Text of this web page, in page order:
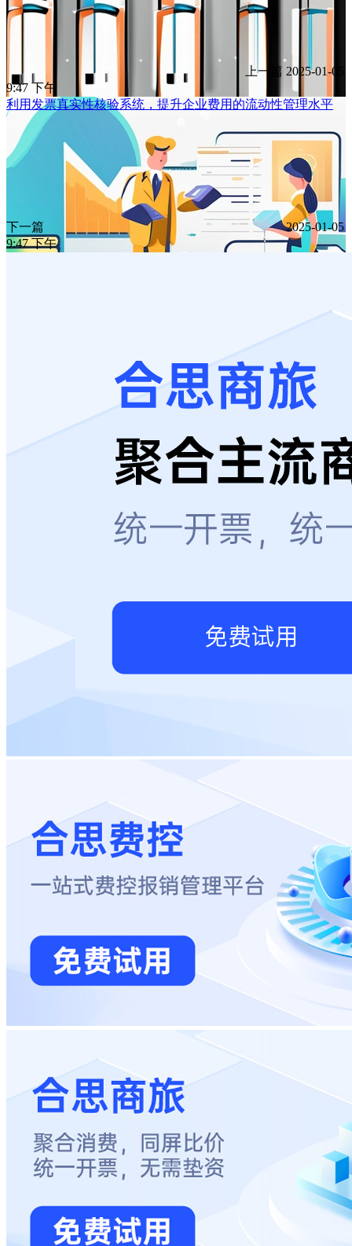
上一篇 2025-01-05
9:47 下午
利用发票真实性核验系统，提升企业费用的流动性管理水平
下一篇
2025-01-05
9:47 下午